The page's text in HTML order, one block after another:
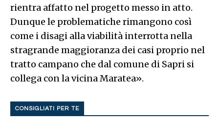
rientra affatto nel progetto messo in atto.
Dunque le problematiche rimangono così
come i disagi alla viabilità interrotta nella
stragrande maggioranza dei casi proprio nel
tratto campano che dal comune di Sapri si
collega con la vicina Maratea».
CONSIGLIATI PER TE